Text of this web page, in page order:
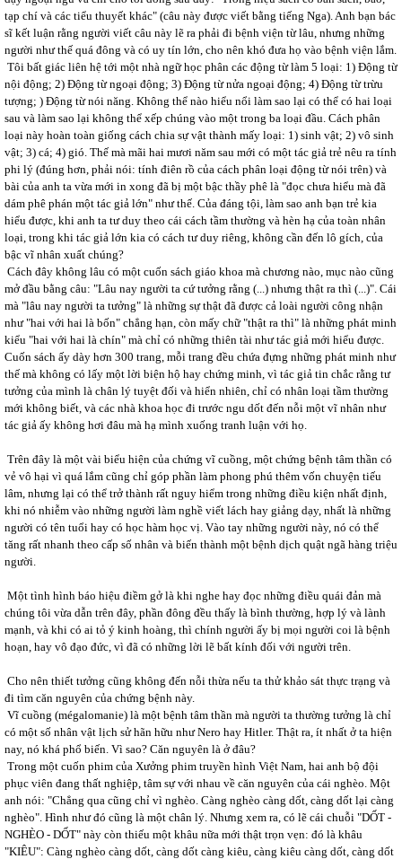
tạp chí và các tiểu thuyết khác" (câu này được viết bằng tiếng Nga). Anh bạn bác
sĩ kết luận rằng người viết câu này lẽ ra phải đi bệnh viện từ lâu, nhưng những
người như thế quá đông và có uy tín lớn, cho nên khó đưa họ vào bệnh viện lắm.
Tôi bất giác liên hệ tới một nhà ngữ học phân các động từ làm 5 loại: 1) Động từ
nội động; 2) Động từ ngoại động; 3) Động từ nửa ngoại động; 4) Động từ trừu
tượng; ) Động từ nói năng. Không thể nào hiểu nổi làm sao lại có thể có hai loại
sau và làm sao lại không thể xếp chúng vào một trong ba loại đầu. Cách phân
loại này hoàn toàn giống cách chia sự vật thành mấy loại: 1) sinh vật; 2) vô sinh
vật; 3) cá; 4) gió. Thế mà mãi hai mươi năm sau mới có một tác giả trẻ nêu ra tính
phi lý (đúng hơn, phải nói: tính điên rồ của cách phân loại động từ nói trên) và
bài của anh ta vừa mới in xong đã bị một bậc thầy phê là "đọc chưa hiểu mà đã
dám phê phán một tác giả lớn" như thế. Của đáng tội, làm sao anh bạn trẻ kia
hiểu được, khi anh ta tư duy theo cái cách tầm thường và hèn hạ của toàn nhân
loại, trong khi tác giả lớn kia có cách tư duy riêng, không cần đến lô gích, của
bậc vĩ nhân xuất chúng?
Cách đây không lâu có một cuốn sách giáo khoa mà chương nào, mục nào cũng
mở đầu bằng câu: "Lâu nay người ta cứ tưởng rằng (...) nhưng thật ra thì (...)". Cái
mà "lâu nay người ta tưởng" là những sự thật đã được cả loài người công nhận
như "hai với hai là bốn" chẳng hạn, còn mấy chữ "thật ra thì" là những phát minh
kiểu "hai với hai là chín" mà chỉ có những thiên tài như tác giả mới hiểu được.
Cuốn sách ấy dày hơn 300 trang, mỗi trang đều chứa đựng những phát minh như
thế mà không có lấy một lời biện hộ hay chứng minh, vì tác giả tin chắc rằng tư
tưởng của mình là chân lý tuyệt đối và hiển nhiên, chỉ có nhân loại tầm thường
mới không biết, và các nhà khoa học đi trước ngu dốt đến nỗi một vĩ nhân như
tác giả ấy không hơi đâu mà hạ mình xuống tranh luận với họ.
Trên đây là một vài biểu hiện của chứng vĩ cuồng, một chứng bệnh tâm thần có
vẻ vô hại vì quá lắm cũng chỉ góp phần làm phong phú thêm vốn chuyện tiếu
lâm, nhưng lại có thể trở thành rất nguy hiểm trong những điều kiện nhất định,
khi nó nhiễm vào những người làm nghề viết lách hay giảng dạy, nhất là những
người có tên tuổi hay có học hàm học vị. Vào tay những người này, nó có thể
tăng rất nhanh theo cấp số nhân và biến thành một bệnh dịch quật ngã hàng triệu
người.
Một tình hình báo hiệu điềm gở là khi nghe hay đọc những điều quái đản mà
chúng tôi vừa dẫn trên đây, phần đông đều thấy là bình thường, hợp lý và lành
mạnh, và khi có ai tỏ ý kinh hoàng, thì chính người ấy bị mọi người coi là bệnh
hoạn, hay vô đạo đức, vì đã có những lời lẽ bất kính đối với người trên.
Cho nên thiết tưởng cũng không đến nỗi thừa nếu ta thử khảo sát thực trạng và
đi tìm căn nguyên của chứng bệnh này.
Vĩ cuồng (mégalomanie) là một bệnh tâm thần mà người ta thường tưởng là chỉ
có một số nhân vật lịch sử hãn hữu như Nero hay Hitler. Thật ra, ít nhất ở ta hiện
nay, nó khá phổ biến. Vì sao? Căn nguyên là ở đâu?
Trong một cuốn phim của Xưởng phim truyền hình Việt Nam, hai anh bộ đội
phục viên đang thất nghiệp, tâm sự với nhau về căn nguyên của cái nghèo. Một
anh nói: "Chẳng qua cũng chỉ vì nghèo. Càng nghèo càng dốt, càng dốt lại càng
nghèo". Hình như đó cũng là một chân lý. Nhưng xem ra, có lẽ cái chuỗi "DỐT -
NGHÈO - DỐT" này còn thiếu một khâu nữa mới thật trọn vẹn: đó là khâu
"KIÊU": Càng nghèo càng dốt, càng dốt càng kiêu, càng kiêu càng dốt, càng dốt